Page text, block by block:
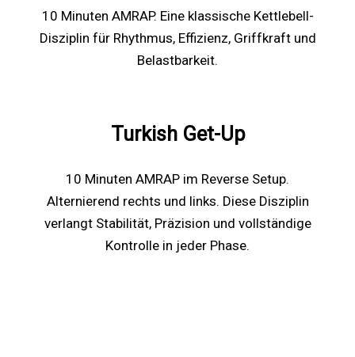
10 Minuten AMRAP. Eine klassische Kettlebell-
Disziplin für Rhythmus, Effizienz, Griffkraft und
Belastbarkeit.
Turkish Get-Up
10 Minuten AMRAP im Reverse Setup.
Alternierend rechts und links. Diese Disziplin
verlangt Stabilität, Präzision und vollständige
Kontrolle in jeder Phase.